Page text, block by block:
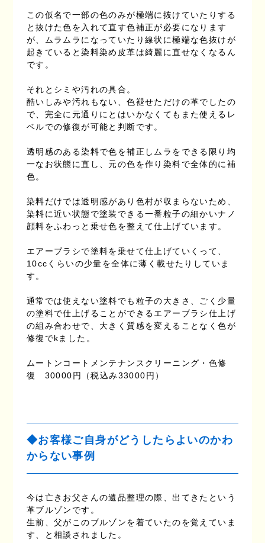
この仮名で一部の色のみが極端に抜けていたりする
と抜けた色を入れて直す色補正が必要になります
が、ムラムラになっていたり線状に極端な色抜けが
起きていると染料染め皮革は綺麗に直せなくなるん
です。
それとシミや汚れの具合。
酷いしみや汚れもない、色褪せただけの革でしたの
で、完全に元通りにとはいかなくてもまた使えるレ
ベルでの修復が可能と判断です。
透明感のある染料で色を補正しムラをできる限り均
一なお状態に直し、元の色を作り染料で全体的に補
色。
染料だけでは透明感があり色村が収まらないため、
染料に近い状態で塗装できる一番粒子の細かいナノ
顔料をふわっと乗せ色を整えて仕上げています。
エアーブラシで塗料を乗せて仕上げていくって、
10ccくらいの少量を全体に薄く載せたりしていま
す。
通常では使えない塗料でも粒子の大きさ、ごく少量
の塗料で仕上げることができるエアーブラシ仕上げ
の組み合わせで、大きく質感を変えることなく色が
修復でkました。
ムートンコートメンテナンスクリーニング・色修
復 30000円（税込み33000円）
◆お客様ご自身がどうしたらよいのかわ
からない事例
今は亡きお父さんの遺品整理の際、出てきたという
革ブルゾンです。
生前、父がこのブルゾンを着ていたのを覚えていま
す、と相談されました。